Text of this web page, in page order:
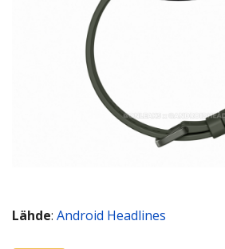
Lähde: Android Headlines